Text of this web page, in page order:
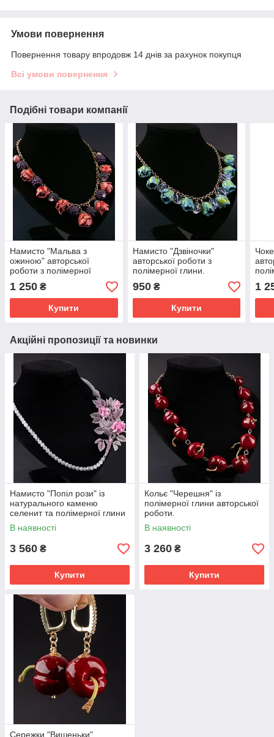
Умови повернення
Повернення товару впродовж 14 днів за рахунок покупця
Всі умови повернення
Подібні товари компанії
Намисто "Мальва з
ожиною" авторської
роботи з полімерної
глини.
1 250 ₴
Купити
Намисто "Дзвіночки"
авторської роботи з
полімерної глини.
950₴
Купити
1
Акційні пропозиції та новинки
Намисто "Попіл рози" із
натурального каменю
селенит та полімерної глини
авторської роботи.
В наявності
3 560 ₴
Купити
Кольє "Черешня" із
полімерної глини авторської
роботи.
В наявності
3 260 ₴
Купити
Сережки "Вишеньки"